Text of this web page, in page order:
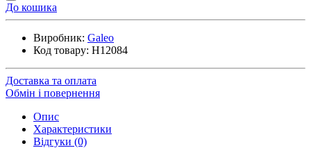
До кошика
Виробник: Galeo
Код товару: H12084
Доставка та оплата
Обмін і повернення
Опис
Характеристики
Відгуки (0)